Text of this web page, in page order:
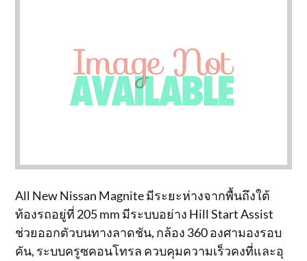
All New Nissan Magnite มีระยะห่างจากพื้นถึงใต้
ท้องรถอยู่ที่ 205 mm มีระบบอย่าง Hill Start Assist
ช่วยออกตัวบนทางลาดชัน, กล้อง 360 องศามองรอบ
คัน, ระบบครูซคอนโทรล ควบคุมความเร็วคงที่และอุ